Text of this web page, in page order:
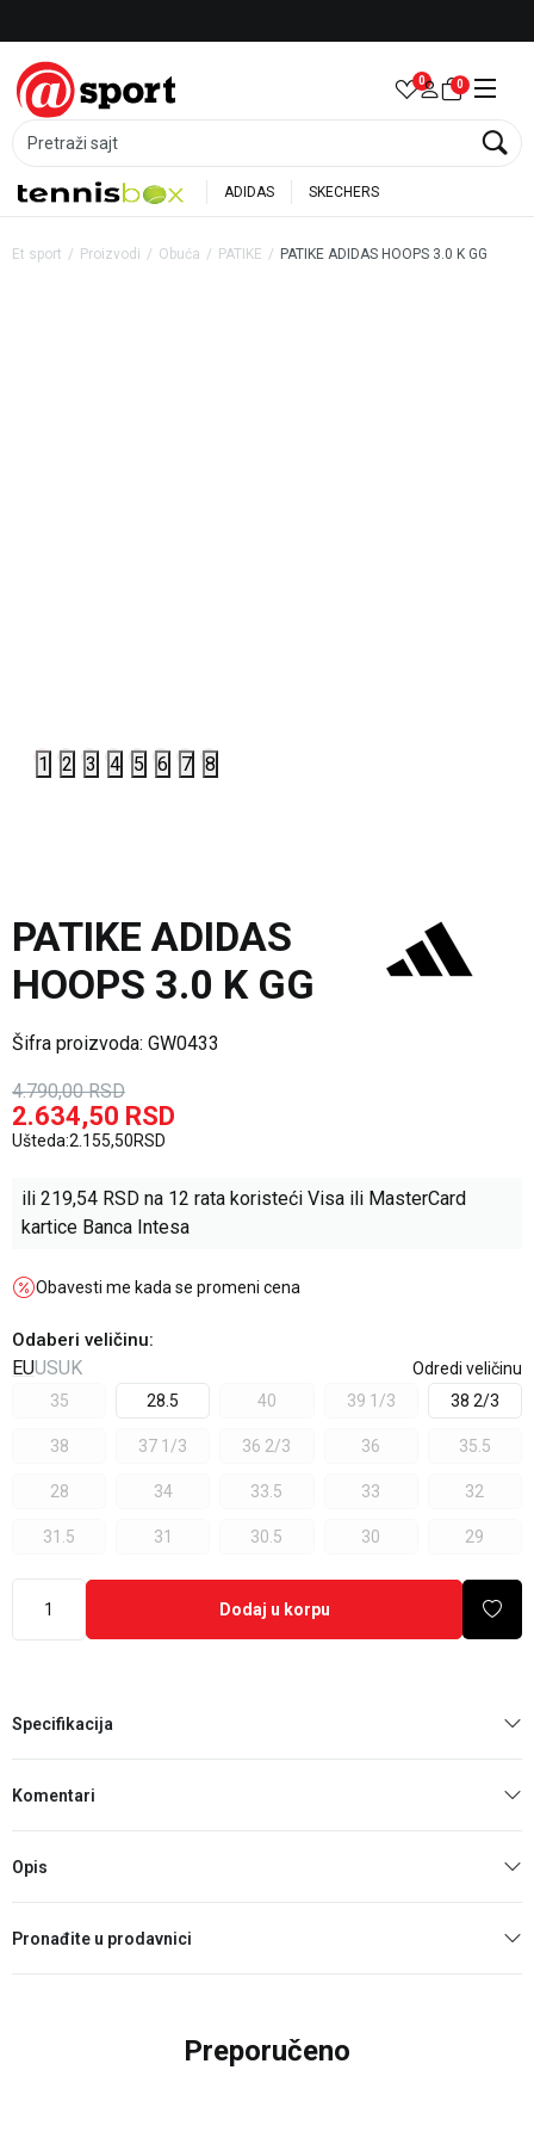
Pretraži sajt
0 0
ADIDAS SKECHERS
Et sport Proizvodi Obuća PATIKE PATIKE ADIDAS HOOPS 3.0 K GG
1 2 3 4 5 6 7 8
PATIKE ADIDAS
HOOPS 3.0 K GG
Šifra proizvoda: GW0433
4.790,00 RSD
2.634,50 RSD
Ušteda:2.155,50RSD
ili 219,54 RSD na 12 rata koristeći Visa ili MasterCard
kartice Banca Intesa
Obavesti me kada se promeni cena
Odaberi veličinu:
EUUSUK
Odredi veličinu
35
28.5 40 39 1/3 38 2/3
38 37 1/3 36 2/3 36 35.5
28 34 33.5 33 32
31.5 31 30.5 30 29
Dodaj u korpu
Specifikacija
Komentari
Opis
Pronađite u prodavnici
Preporučeno